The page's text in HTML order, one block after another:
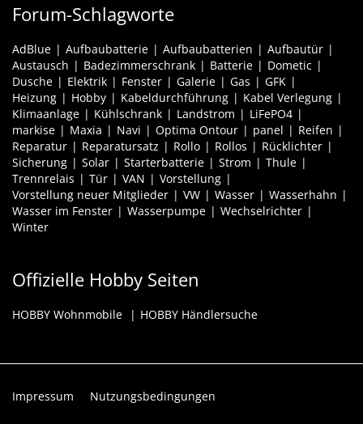
Forum-Schlagworte
AdBlue Aufbaubatterie Aufbaubatterien
Aufbautür
Austausch
Badezimmerschrank Batterie
Dometic
Dusche
Elektrik Fenster Galerie Gas
GFK
Heizung
Hobby Kabeldurchführung
Kabel Verlegung
Klimaanlage
Kühlschrank Landstrom
LiFePO4
markise
Maxia Navi Optima Ontour panel
Reifen
Reparatur
Reparatursatz Rollo Rollos
Rücklichter
Sicherung
Solar Starterbatterie Strom
Thule
Trennrelais
Tür VAN
Vorstellung
Vorstellung neuer Mitglieder
VW Wasser
Wasserhahn
Wasser im Fenster
Wasserpumpe
Wechselrichter
Winter
Offizielle Hobby Seiten
HOBBY Wohnmobile HOBBY Händlersuche
Impressum Nutzungsbedingungen